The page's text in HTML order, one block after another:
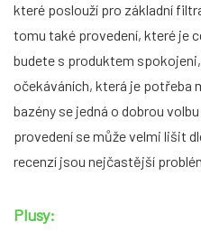
které poslouží pro základní
tomu také provedení, které je
budete s produktem
očekáváních, která je potřeba
bazény se jedná o dobrou
provedení se může velmi lišit
recenzí jsou nejčastější
Plusy: